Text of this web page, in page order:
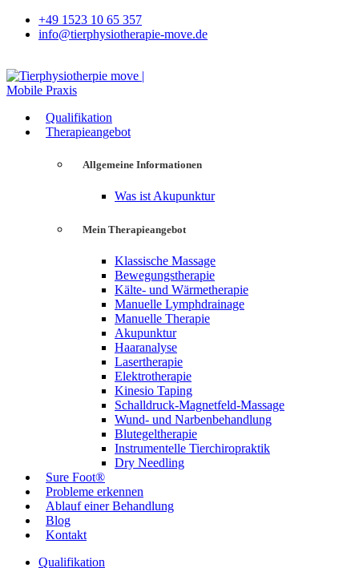
+49 1523 10 65 357
info@tierphysiotherapie-move.de
Qualifikation
Therapieangebot
Allgemeine Informationen
Was ist Akupunktur
Mein Therapieangebot
Klassische Massage
Bewegungstherapie
Kälte- und Wärmetherapie
Manuelle Lymphdrainage
Manuelle Therapie
Akupunktur
Haaranalyse
Lasertherapie
Elektrotherapie
Kinesio Taping
Schalldruck-Magnetfeld-Massage
Wund- und Narbenbehandlung
Blutegeltherapie
Instrumentelle Tierchiropraktik
Dry Needling
Sure Foot®
Probleme erkennen
Ablauf einer Behandlung
Blog
Kontakt
Qualifikation